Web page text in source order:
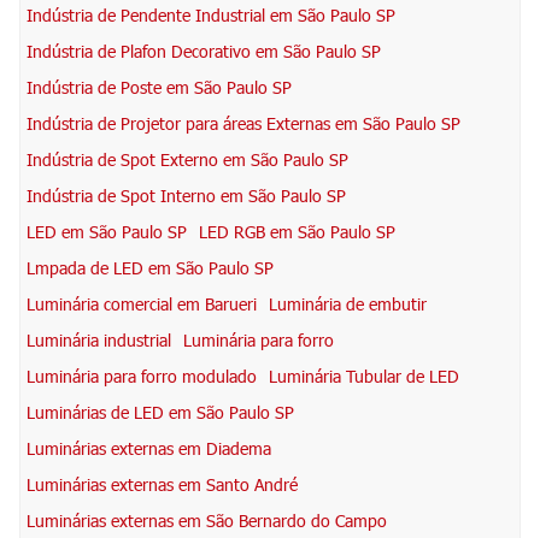
Indústria de Pendente Industrial em São Paulo SP
Indústria de Plafon Decorativo em São Paulo SP
Indústria de Poste em São Paulo SP
Indústria de Projetor para áreas Externas em São Paulo SP
Indústria de Spot Externo em São Paulo SP
Indústria de Spot Interno em São Paulo SP
LED em São Paulo SP
LED RGB em São Paulo SP
Lmpada de LED em São Paulo SP
Luminária comercial em Barueri
Luminária de embutir
Luminária industrial
Luminária para forro
Luminária para forro modulado
Luminária Tubular de LED
Luminárias de LED em São Paulo SP
Luminárias externas em Diadema
Luminárias externas em Santo André
Luminárias externas em São Bernardo do Campo